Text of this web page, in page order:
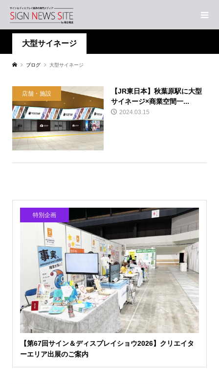
大型サイネージ
ブログ 大型サイネージ
店舗・施設
【JR東日本】秋葉原駅に大型
サイネージ×商業空間一...
2024.03.15
特別企画
【第67回サイン＆ディスプレイショウ2026】クリエイタ
ーエリア出展のご案内